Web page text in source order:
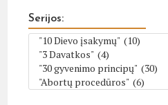
Serijos: